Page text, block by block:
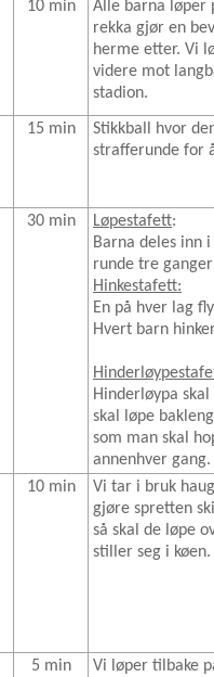
10 min
Alle barna løper
rekka gjør en
herme etter. Vi
videre mot
stadion.
15 min
Stikkball hvor
strafferunde for
30 min Løpestafett:
Barna deles inn
runde tre
Hinkestafett:
En på hver lag
Hvert barn
Hinderløypa
skal løpe
som man skal
annenhver gang.
10 min
Vi tar i bruk
gjøre spretten
så skal de løpe
stiller seg i køen.
5 min Vi løper tilbake